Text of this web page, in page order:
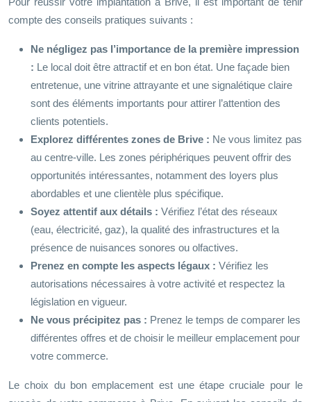
compte des conseils pratiques suivants :
Ne négligez pas l’importance de la première impression
: Le local doit être attractif et en bon état. Une façade bien
entretenue, une vitrine attrayante et une signalétique claire
sont des éléments importants pour attirer l’attention des
clients potentiels.
Explorez différentes zones de Brive : Ne vous limitez pas
au centre-ville. Les zones périphériques peuvent offrir des
opportunités intéressantes, notamment des loyers plus
abordables et une clientèle plus spécifique.
Soyez attentif aux détails : Vérifiez l’état des réseaux
(eau, électricité, gaz), la qualité des infrastructures et la
présence de nuisances sonores ou olfactives.
Prenez en compte les aspects légaux : Vérifiez les
autorisations nécessaires à votre activité et respectez la
législation en vigueur.
Ne vous précipitez pas : Prenez le temps de comparer les
différentes offres et de choisir le meilleur emplacement pour
votre commerce.
Le choix du bon emplacement est une étape cruciale pour le